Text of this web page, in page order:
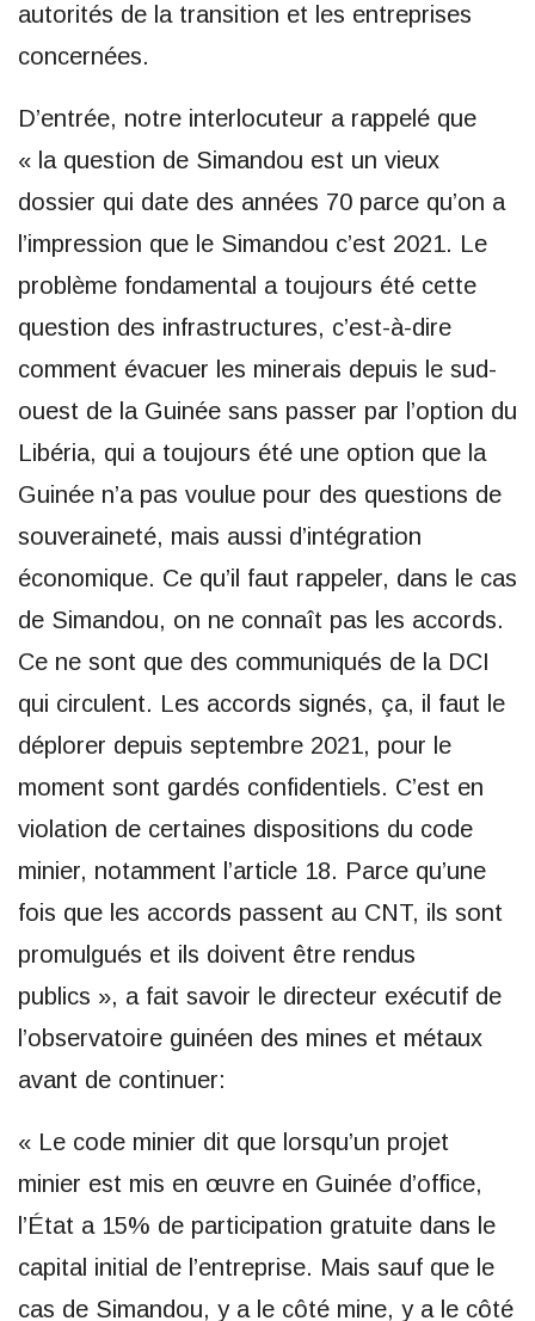
autorités de la transition et les entreprises
concernées.
D’entrée, notre interlocuteur a rappelé que
« la question de Simandou est un vieux
dossier qui date des années 70 parce qu’on a
l’impression que le Simandou c’est 2021. Le
problème fondamental a toujours été cette
question des infrastructures, c’est-à-dire
comment évacuer les minerais depuis le sud-
ouest de la Guinée sans passer par l’option du
Libéria, qui a toujours été une option que la
Guinée n’a pas voulue pour des questions de
souveraineté, mais aussi d’intégration
économique. Ce qu’il faut rappeler, dans le cas
de Simandou, on ne connaît pas les accords.
Ce ne sont que des communiqués de la DCI
qui circulent. Les accords signés, ça, il faut le
déplorer depuis septembre 2021, pour le
moment sont gardés confidentiels. C’est en
violation de certaines dispositions du code
minier, notamment l’article 18. Parce qu’une
fois que les accords passent au CNT, ils sont
promulgués et ils doivent être rendus
publics », a fait savoir le directeur exécutif de
l’observatoire guinéen des mines et métaux
avant de continuer:
« Le code minier dit que lorsqu’un projet
minier est mis en œuvre en Guinée d’office,
l’État a 15% de participation gratuite dans le
capital initial de l’entreprise. Mais sauf que le
cas de Simandou, y a le côté mine, y a le côté